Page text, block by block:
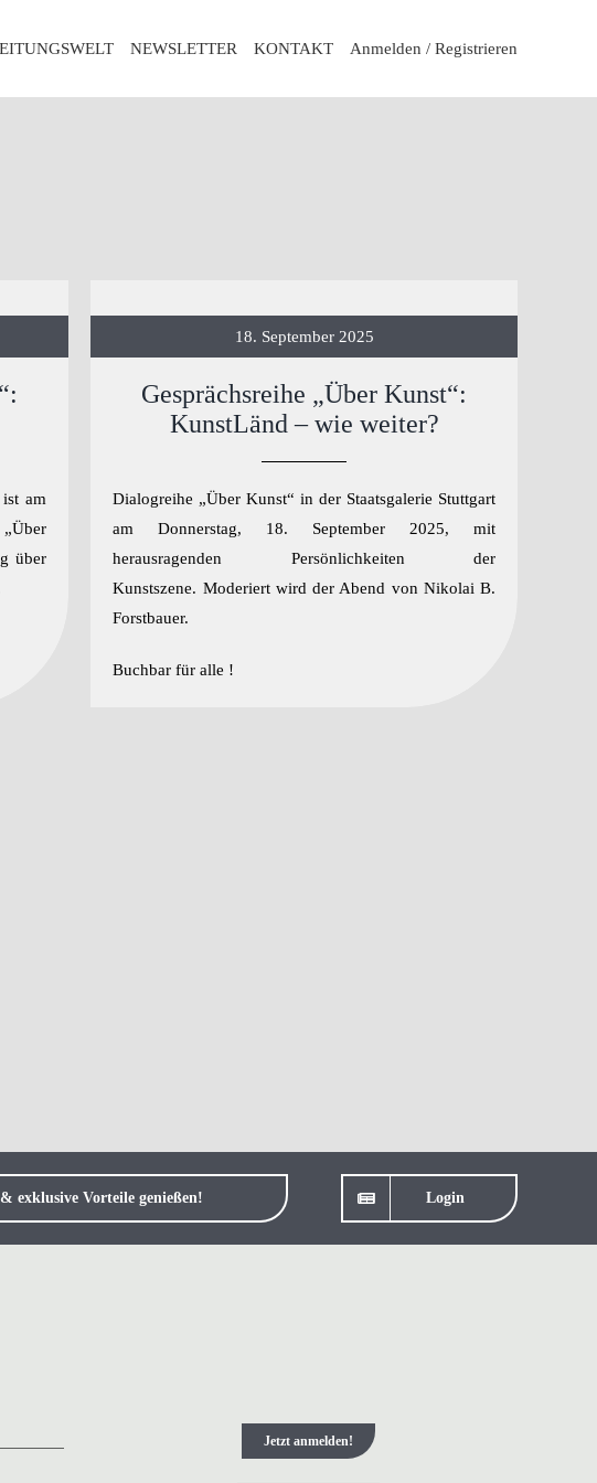
NEWSLETTER KONTAKT Anmelden / Registrieren
am
über
18. September 2025
Gesprächsreihe „Über Kunst“:
KunstLänd – wie weiter?
Dialogreihe „Über Kunst“ in der Staatsgalerie Stuttgart
am Donnerstag, 18. September 2025, mit
herausragenden Persönlichkeiten der
Kunstszene. Moderiert wird der Abend von Nikolai B.
Forstbauer.
Buchbar für alle !
exklusive Vorteile genießen! Login
Jetzt anmelden!